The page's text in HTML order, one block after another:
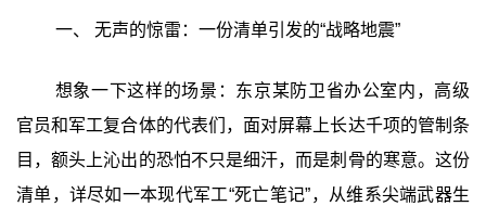
一、 无声的惊雷：一份清单引发的“战略地震”‍
想象一下这样的场景：东京某防卫省办公室内，高级
官员和军工复合体的代表们，面对屏幕上长达千项的管制条
目，额头上沁出的恐怕不只是细汗，而是刺骨的寒意。这份
清单，详尽如一本现代军工“死亡笔记”，从维系尖端武器生